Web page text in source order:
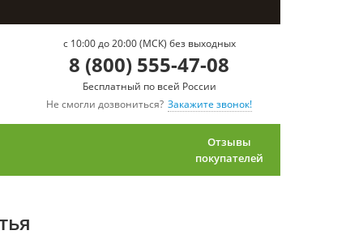
c 10:00 до 20:00 (МСК) без выходных
8 (800) 555-47-08
Бесплатный по всей России
Не смогли дозвониться? Закажите звонок!
Отзывы
покупателей